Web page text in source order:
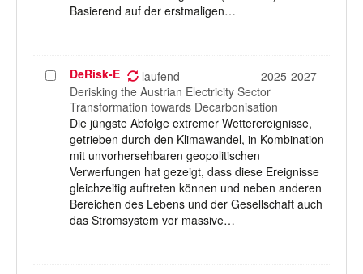
Basierend auf der erstmaligen…
Projekt
auswählen
DeRisk-E laufend
2025-2027
Derisking the Austrian Electricity Sector
Transformation towards Decarbonisation
Die jüngste Abfolge extremer Wetterereignisse,
getrieben durch den Klimawandel, in Kombination
mit unvorhersehbaren geopolitischen
Verwerfungen hat gezeigt, dass diese Ereignisse
gleichzeitig auftreten können und neben anderen
Bereichen des Lebens und der Gesellschaft auch
das Stromsystem vor massive…